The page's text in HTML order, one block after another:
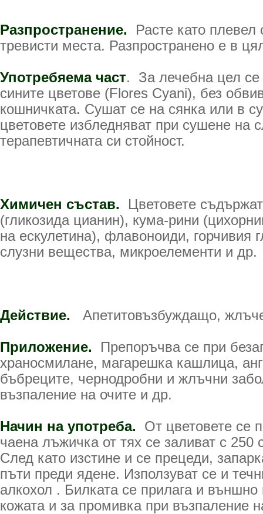
Разпространение. Расте като плевел
тревисти места. Разпространено е в
Употребяема част. За лечебна цел се
сините цветове (Flores Cyani), без
кошничката. Сушат се на сянка или в
цветовете избледняват при сушене на
терапевтичната си стойност.
Химичен състав. Цветовете
(гликозида цианин), кума-рини
на ескулетина), флавоноиди, горчивия
слузни вещества, микроелементи и др.
Действие. Апетитовъзбуждащо,
Приложение.
Препоръчва се при
храносмилане, магарешка кашлица,
бъбреците, чернодробни и жлъчни
възпаление на очите и др.
Начин на употреба.
От цветовете се
чаена лъжичка от тях се заливат с
След като изстине и се прецеди,
пъти преди ядене. Използуват се и
алкохол . Билката се прилага и
кожата и за промивка при възпаление